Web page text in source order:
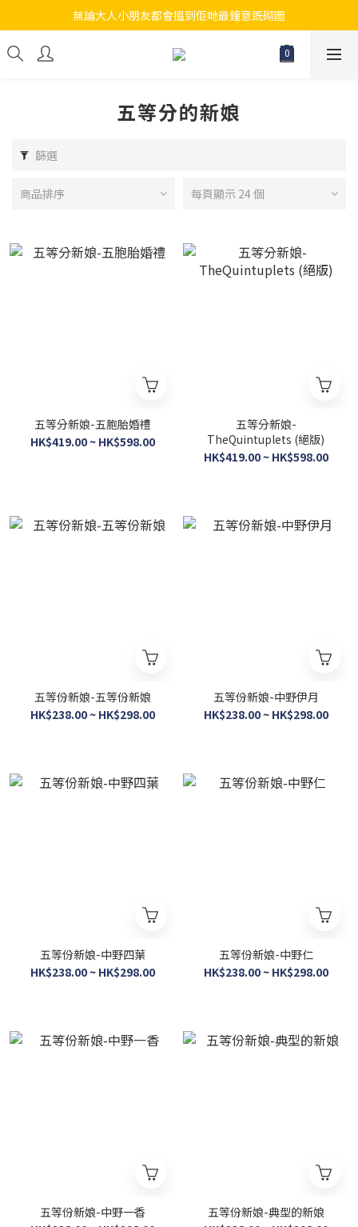
江帆天楊砌圖
無論大人小朋友都會搵到佢哋最鐘意既砌圖
江帆天楊砌圖
五等分的新娘
篩選
商品排序 每頁顯示 24 個
五等分新娘-五胞胎婚禮
HK$419.00 ~ HK$598.00
五等分新娘-
TheQuintuplets (絕版)
HK$419.00 ~ HK$598.00
五等份新娘-五等份新娘
HK$238.00 ~ HK$298.00
五等份新娘-中野伊月
HK$238.00 ~ HK$298.00
五等份新娘-中野四葉
HK$238.00 ~ HK$298.00
五等份新娘-中野仁
HK$238.00 ~ HK$298.00
五等份新娘-中野一香
五等份新娘-典型的新娘